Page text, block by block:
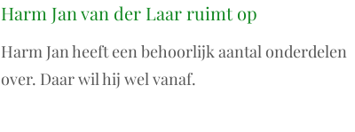
Harm Jan van der Laar ruimt op
Harm Jan heeft een behoorlijk aantal onderdelen
over. Daar wil hij wel vanaf.